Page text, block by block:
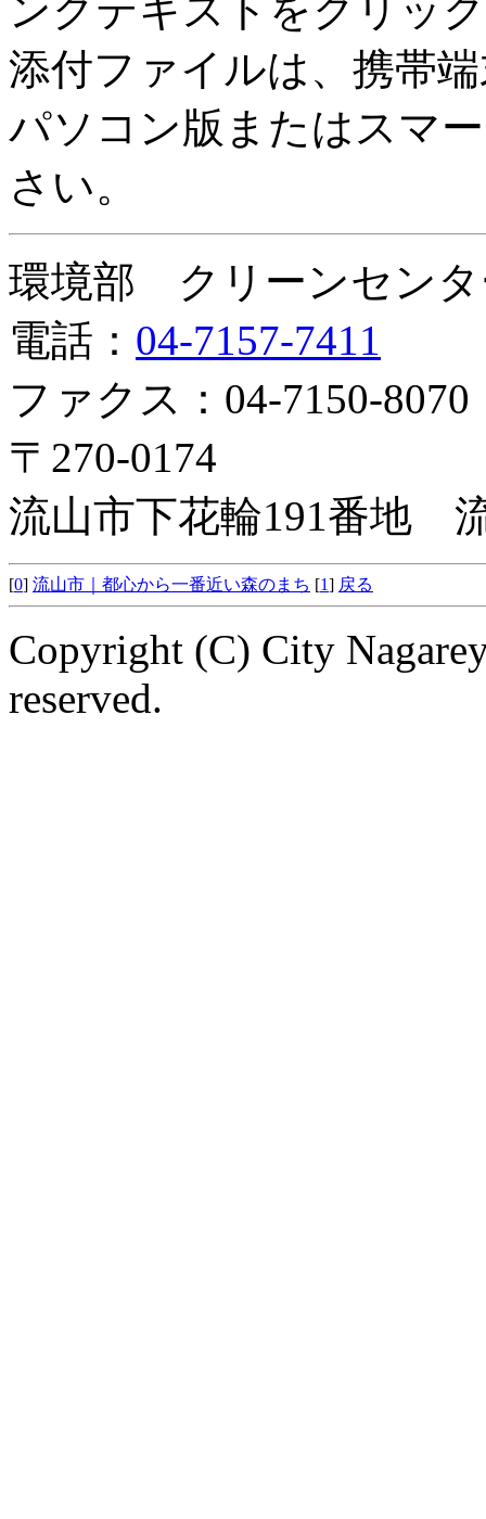
ンクテキストをクリッ
添付ファイルは、携帯
パソコン版またはスマ
さい。
環境部 クリーンセン
電話： 04-7157-7411
ファクス：04-7150-8070
〒270-0174
流山市下花輪191番地
[0] 流山市｜都心から一番近い森のまち [1] 戻る
Copyright (C) City
reserved.